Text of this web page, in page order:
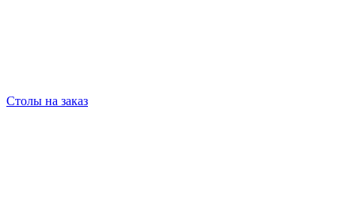
Столы на заказ